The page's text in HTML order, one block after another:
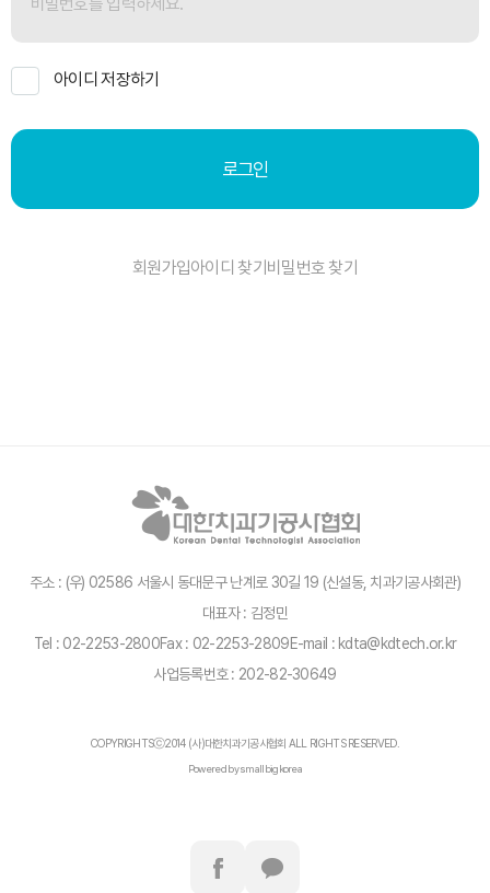
아이디 저장하기
로그인
회원가입아이디 찾기비밀번호 찾기
주소 : (우) 02586 서울시 동대문구 난계로 30길 19 (신설동, 치과기공사회관)
대표자 : 김정민
Tel : 02-2253-2800Fax : 02-2253-2809E-mail : kdta@kdtech.or.kr
사업등록번호 : 202-82-30649
COPYRIGHTSⓒ2014 (사)대한치과기공사협회 ALL RIGHTS RESERVED.
Powered by smallbigkorea